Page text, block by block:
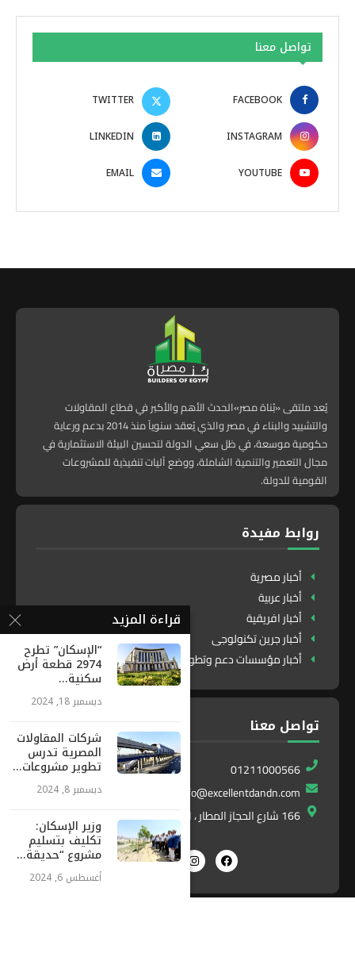
تواصل معنا
FACEBOOK
TWITTER
INSTAGRAM
LINKEDIN
YOUTUBE
EMAIL
يُعد ملتقى «بُناة مصر»الحدث الأهم والأكبر في قطاع المقاولات
والتشييد والبناء في مصر والذي يُعقد سنوياً منذ 2014 بدعم ورعاية
حكومية موسعة، في ظل سعي الدولة لتحسين البيئة الاستثمارية في
مجال التعمير والتنمية الشاملة، ووضع آليات تنفيذية للمشروعات
القومية للدولة.
روابط مفيدة
أخبار مصرية
أخبار عربية
أخبار افريقية
أخبار جرين تكنولوجى
أخبار مؤسسات دعم وتطوير
تواصل معنا
01211000566
info@excellentdandn.com
166 شارع الحجاز المطار ، النزهة ، القاهرة ، مصر
قراءة المزيد
“الإسكان” تطرح
2974 قطعة أرض
سكنية...
ديسمبر 18, 2024
شركات المقاولات
المصرية تدرس
تطوير مشروعات...
ديسمبر 8, 2024
وزير الإسكان:
تكليف بتسليم
مشروع “حديقة...
أغسطس 6, 2024